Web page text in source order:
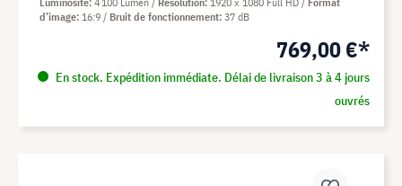
769,00 €*
En stock. Expédition immédiate. Délai de livraison 3 à 4 jours
ouvrés
d’image 16:9 Bruit de fonctionnement 37 dB